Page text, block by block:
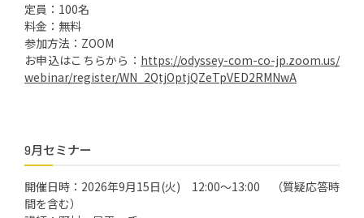
定員：100名
料金：無料
参加方法：ZOOM
お申込はこちらから： https://odyssey-com-co-jp.zoom.us/
webinar/register/WN_2QtjOptjQZeTpVED2RMNwA
9月セミナー
開催日時：2026年9月15日(火) 12:00～13:00 （質疑応答時
間を含む）